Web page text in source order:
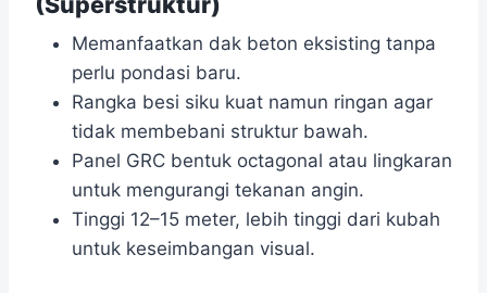
Memanfaatkan dak beton eksisting tanpa
perlu pondasi baru.
Rangka besi siku kuat namun ringan agar
tidak membebani struktur bawah.
Panel GRC bentuk octagonal atau lingkaran
untuk mengurangi tekanan angin.
Tinggi 12–15 meter, lebih tinggi dari kubah
untuk keseimbangan visual.